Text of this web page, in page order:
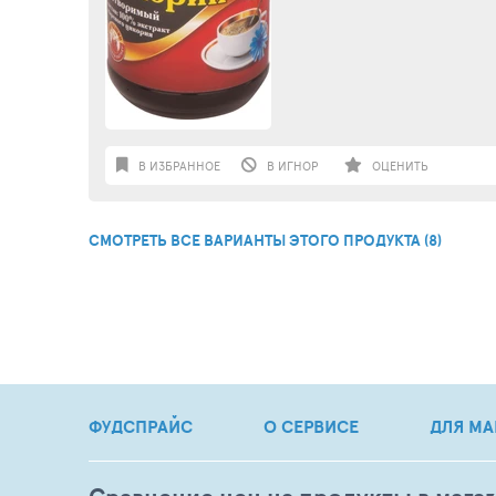
В ИЗБРАННОЕ В ИГНОР ОЦЕНИТЬ
СМОТРЕТЬ ВСЕ ВАРИАНТЫ ЭТОГО ПРОДУКТА (8)
ФУДСПРАЙС О СЕРВИСЕ ДЛЯ